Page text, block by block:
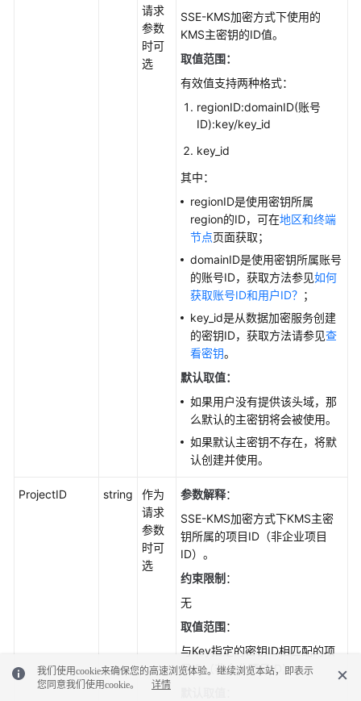
请求
参数
时可
选
SSE-KMS加密方式下使用的
KMS主密钥的ID值。
取值范围：
有效值支持两种格式：
regionID:domainID(账号
ID):key/key_id
key_id
其中：
regionID是使用密钥所属
region的ID，可在地区和终端
节点页面获取；
domainID是使用密钥所属账号
的账号ID，获取方法参见如何
获取账号ID和用户ID？ ；
key_id是从数据加密服务创建
的密钥ID，获取方法请参见查
看密钥。
默认取值：
如果用户没有提供该头域，那
么默认的主密钥将会被使用。
如果默认主密钥不存在，将默
认创建并使用。
ProjectID string
作为
请求
参数
时可
选
参数解释：
SSE-KMS加密方式下KMS主密
钥所属的项目ID（非企业项目
ID）。
约束限制 ：
无
取值范围：
与Key指定的密钥ID相匹配的项
目ID（非企业项目ID）。
我们使用cookie来确保您的高速浏览体验。继续浏览本站，即表示
您同意我们使用cookie。
详情